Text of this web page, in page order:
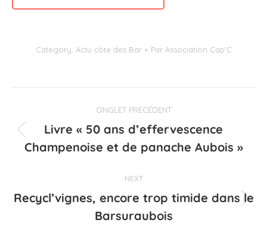
Category: Actu côte des Bar Par Association Cap'C
de
commentaire
ONGLET PRÉCÉDENT
Onglet
précédent
Livre « 50 ans d’effervescence
Champenoise et de panache Aubois »
NEXT
Projets
similaires
Recycl’vignes, encore trop timide dans le
Barsuraubois